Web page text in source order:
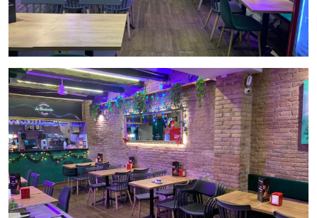
que busquen ingresar en el sector de la hostelería en
Barcelona. El alquiler mensual es de 1550€ más IVA, con un
contrato de alquiler de duración a convenir.
El local tiene pendiente una inversión para la insonorización
del local con un coste aproximado de 20.000.-€
No pierdas la oportunidad de adquirir este negocio en una
de las zonas más dinámicas de Barcelona. Para más
información, no dudes en ponerte en contacto con Inmo
Olaya.
Precio de traspaso: 26.000 €Alquiler mensual: 1550 € + IVA
Tipo de licencia: C2 con salida de humosDuración del
contrato de alquiler: A convenir